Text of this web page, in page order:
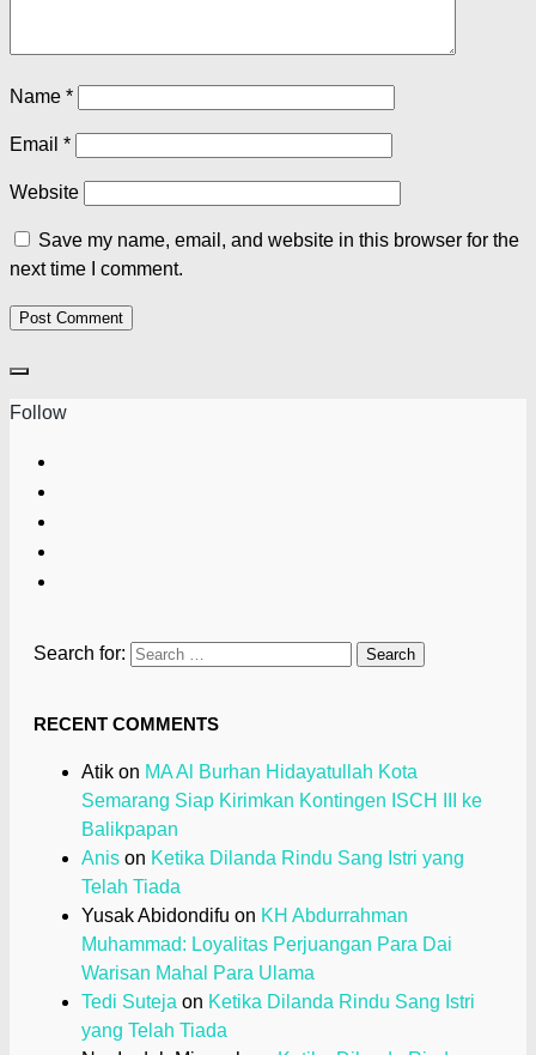
Name *
Email *
Website
Save my name, email, and website in this browser for the
next time I comment.
Follow
Search for:
RECENT COMMENTS
Atik on MA Al Burhan Hidayatullah Kota
Semarang Siap Kirimkan Kontingen ISCH III ke
Balikpapan
Anis on Ketika Dilanda Rindu Sang Istri yang
Telah Tiada
Yusak Abidondifu on KH Abdurrahman
Muhammad: Loyalitas Perjuangan Para Dai
Warisan Mahal Para Ulama
Tedi Suteja on Ketika Dilanda Rindu Sang Istri
yang Telah Tiada